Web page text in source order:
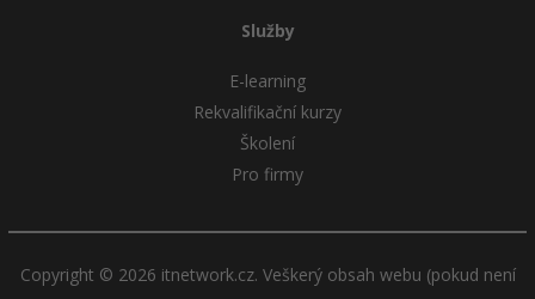
Služby
E-learning
Rekvalifikační kurzy
Školení
Pro firmy
Copyright © 2026 itnetwork.cz. Veškerý obsah webu (pokud není